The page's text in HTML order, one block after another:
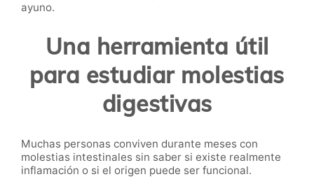
ayuno.
Una herramienta útil
para estudiar molestias
digestivas
Muchas personas conviven durante meses con
molestias intestinales sin saber si existe realmente
inflamación o si el origen puede ser funcional.